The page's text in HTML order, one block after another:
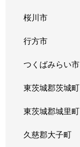
桜川市
行方市
つくばみらい市
東茨城郡茨城町
東茨城郡城里町
久慈郡大子町